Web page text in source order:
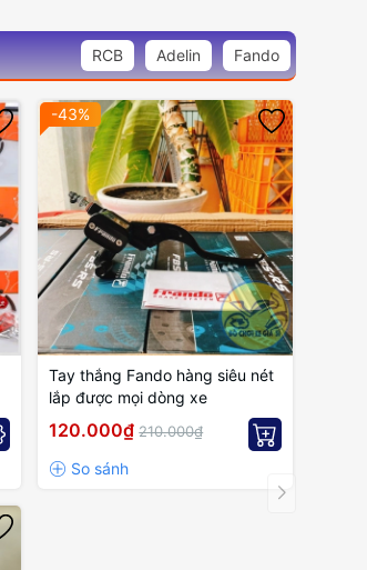
RCB Adelin Fando
-43%
Tay thắng Fando hàng siêu nét
lắp được mọi dòng xe
120.000₫ 210.000₫